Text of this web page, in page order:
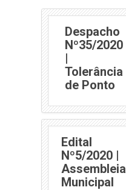
Despacho
Nº35/2020
|
Tolerância
de Ponto
Edital
Nº5/2020 |
Assembleia
Municipal